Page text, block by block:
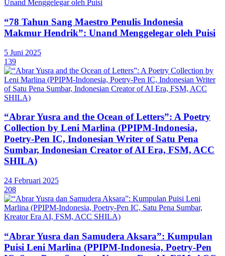
“78 Tahun Sang Maestro Penulis Indonesia
Makmur Hendrik”: Unand Menggelegar oleh Puisi
5 Juni 2025
139
“Abrar Yusra and the Ocean of Letters”: A Poetry
Collection by Leni Marlina (PPIPM-Indonesia,
Poetry-Pen IC, Indonesian Writer of Satu Pena
Sumbar, Indonesian Creator of AI Era, FSM, ACC
SHILA)
24 Februari 2025
208
“Abrar Yusra dan Samudera Aksara”: Kumpulan
Puisi Leni Marlina (PPIPM-Indonesia, Poetry-Pen